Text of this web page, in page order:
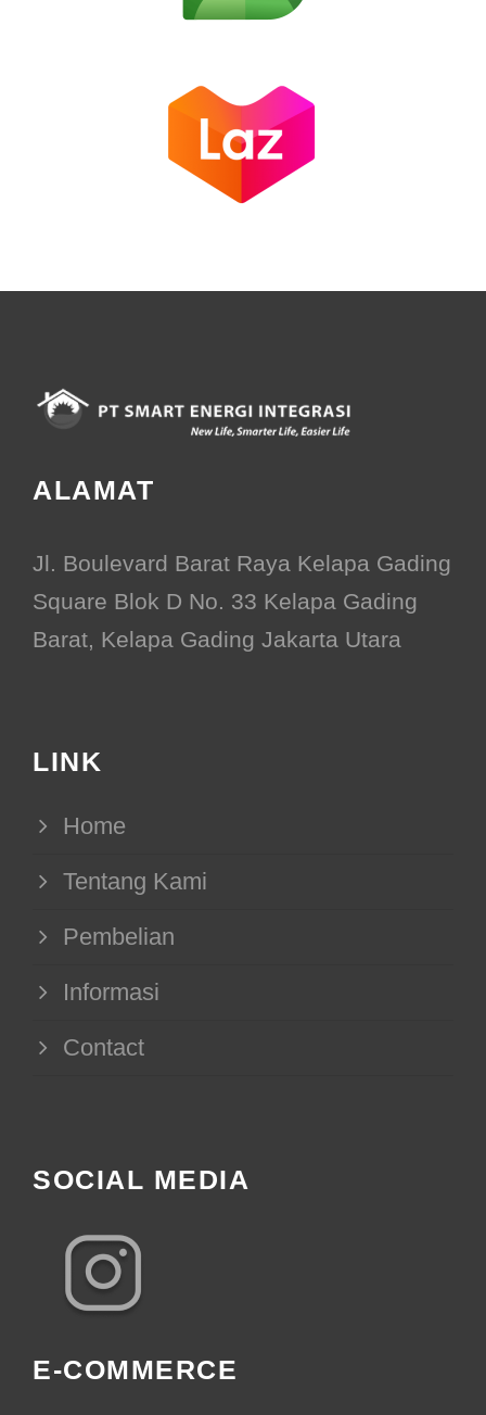
ALAMAT
Jl. Boulevard Barat Raya Kelapa Gading
Square Blok D No. 33 Kelapa Gading
Barat, Kelapa Gading Jakarta Utara
LINK
Home
Tentang Kami
Pembelian
Informasi
Contact
SOCIAL MEDIA
E-COMMERCE